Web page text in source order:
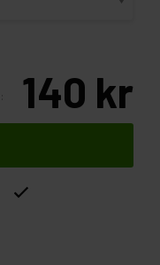
140 kr